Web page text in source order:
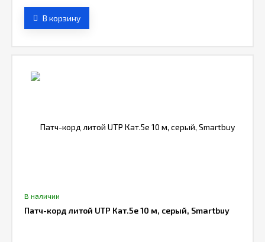
В корзину
В наличии
Патч-корд литой UTP Кат.5е 10 м, серый, Smartbuy